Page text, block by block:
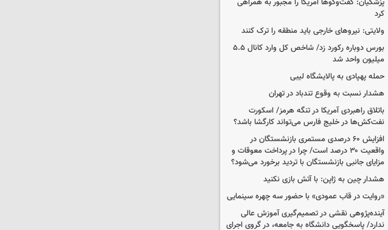
پزشکیان: گفت‌وگوها آمریکا را مجبور به همراهی
کرد
ولایتی: نیروهای خارجی باید منطقه را ترک کنند
بورس دوباره رکورد زد/ شاخص کل وارد کانال ۵.۵
میلیون واحد شد
حمله پهپادی به پالایشگاه لیبی
هشدار نسبت به وقوع تندباد در تهران
باتلاق راهبردی آمریکا در تنگه هرمز/ اسکورت
نفت‌کش‌ها در خلیج فارس می‌تواند کارگشا باشد؟
افزایش ۶۰ درصدی مستمری‌ بازنشستگان در
واقعیت ۳۰ درصد است/ چرا در پرداخت معوقات و
مزایای جانبی بازنشستگان با تردید برخورد می‌شود؟
هشدار چین به ژاپن: با آتش بازی نکنید
«روایت در قاب عمودی» با حضور سه چهره سینمایی
آینده‌پژوهی نقشی در تصمیم‌گیری آموزش عالی
ندارد/ پاسخگویی دانشگاه به جامعه، در گروی اجرای